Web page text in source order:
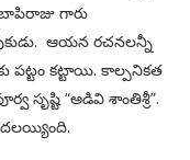
గారు
ఆయన రచనలన్నీ
కట్టాయి. కాల్పనికత
“అడివి శాంతిశ్రీ”.